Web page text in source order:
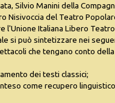
Silvio Manini della
Nisivoccia del Teatro
l'Unione Italiana Libero
si può sintetizzare nei
che tengano conto
dei testi classici;
come recupero